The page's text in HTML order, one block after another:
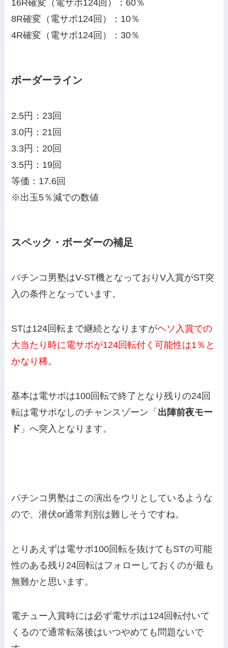
16R確変（電サポ124回）：60％
8R確変（電サポ124回）：10％
4R確変（電サポ124回）：30％
ボーダーライン
2.5円：23回
3.0円：21回
3.3円：20回
3.5円：19回
等価：17.6回
※出玉5％減での数値
スペック・ボーダーの補足
パチンコ男塾はV-ST機となっておりV入賞がST突
入の条件となっています。
STは124回転まで継続となりますがヘソ入賞での
大当たり時に電サポが124回転付く可能性は1％と
かなり稀。
基本は電サポは100回転で終了となり残りの24回
転は電サポなしのチャンスゾーン「 出陣前夜モー
ド 」へ突入となります。
パチンコ男塾はこの演出をウリとしているような
ので、潜伏or通常判別は難しそうですね。
とりあえずは電サポ100回転を抜けてもSTの可能
性のある残り24回転はフォローしておくのが最も
無難かと思います。
電チュー入賞時には必ず電サポは124回転付いて
くるので通常転落後はいつやめても問題ないで